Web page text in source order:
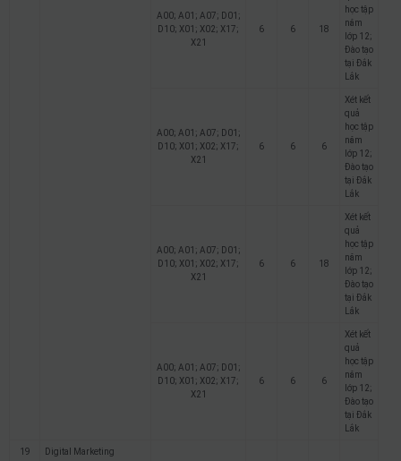
A00; A01; A07; D01;
D10; X01; X02; X17;
X21
6 6 18
học tập
năm
lớp 12;
Đào tạo
tại Đắk
Lắk
A00; A01; A07; D01;
D10; X01; X02; X17;
X21
6 6 6
Xét kết
quả
học tập
năm
lớp 12;
Đào tạo
tại Đắk
Lắk
A00; A01; A07; D01;
D10; X01; X02; X17;
X21
6 6 18
Xét kết
quả
học tập
năm
lớp 12;
Đào tạo
tại Đắk
Lắk
A00; A01; A07; D01;
D10; X01; X02; X17;
X21
6 6 6
Xét kết
quả
học tập
năm
lớp 12;
Đào tạo
tại Đắk
Lắk
19 Digital Marketing